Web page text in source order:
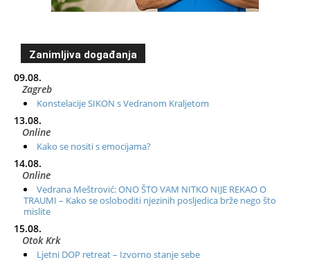
Zanimljiva događanja
09.08.
Zagreb
Konstelacije SIKON s Vedranom Kraljetom
13.08.
Online
Kako se nositi s emocijama?
14.08.
Online
Vedrana Meštrović: ONO ŠTO VAM NITKO NIJE REKAO O
TRAUMI – Kako se osloboditi njezinih posljedica brže nego što
mislite
15.08.
Otok Krk
Ljetni DOP retreat – Izvorno stanje sebe